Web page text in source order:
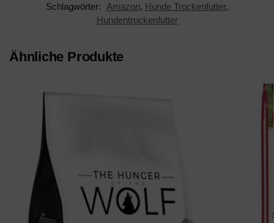
Schlagwörter:
Amazon, Hunde Trockenfutter,
Hundentrockenfutter
Ähnliche Produkte